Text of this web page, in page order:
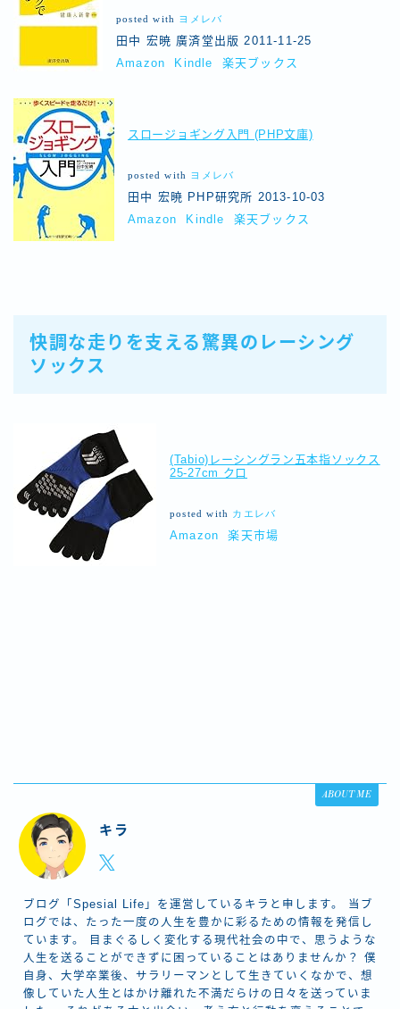
posted with ヨメレバ
田中 宏暁 廣済堂出版 2011-11-25
Amazon
Kindle 楽天ブックス
スロージョギング入門 (PHP文庫)
posted with ヨメレバ
田中 宏暁 PHP研究所 2013-10-03
Amazon
Kindle 楽天ブックス
快調な走りを支える驚異のレーシング
ソックス
(Tabio)レーシングラン五本指ソックス
25-27cm クロ
posted with カエレバ
Amazon 楽天市場
ABOUT ME
キラ
ブログ「Spesial Life」を運営しているキラと申します。 当ブ
ログでは、たった一度の人生を豊かに彩るための情報を発信し
ています。 目まぐるしく変化する現代社会の中で、思うような
人生を送ることができずに困っていることはありませんか？ 僕
自身、大学卒業後、サラリーマンとして生きていくなかで、想
像していた人生とはかけ離れた不満だらけの日々を送っていま